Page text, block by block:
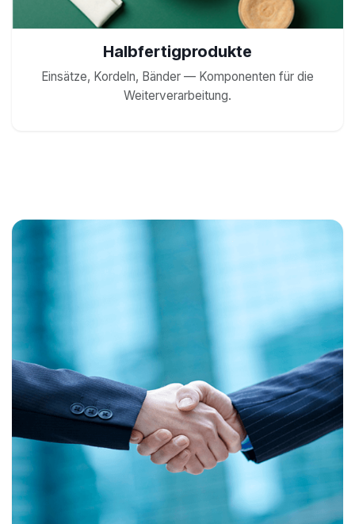
Halbfertigprodukte
Einsätze, Kordeln, Bänder — Komponenten für die
Weiterverarbeitung.